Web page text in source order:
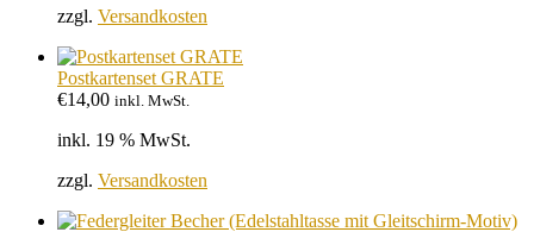
zzgl. Versandkosten
Postkartenset GRATE
€14,00 inkl. MwSt.
inkl. 19 % MwSt.
zzgl. Versandkosten